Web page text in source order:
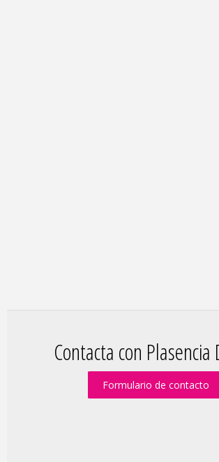
Contacta con Plasencia
Formulario de contacto